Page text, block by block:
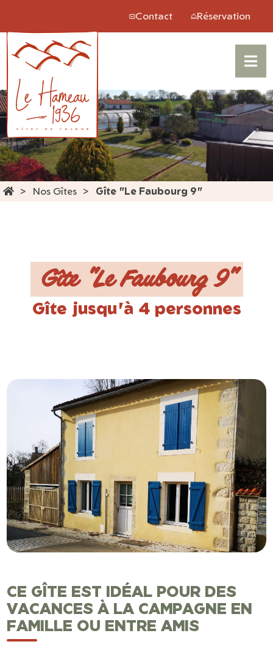
Contact Réservation
Nos Gîtes Gîte "Le Faubourg 9"
Gîte "Le Faubourg 9"
Gîte jusqu'à 4 personnes
CE GÎTE EST IDÉAL POUR DES
VACANCES À LA CAMPAGNE EN
FAMILLE OU ENTRE AMIS